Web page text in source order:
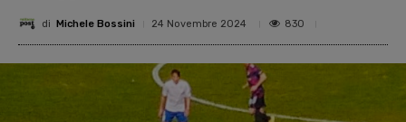
di Michele Bossini 24 Novembre 2024 830